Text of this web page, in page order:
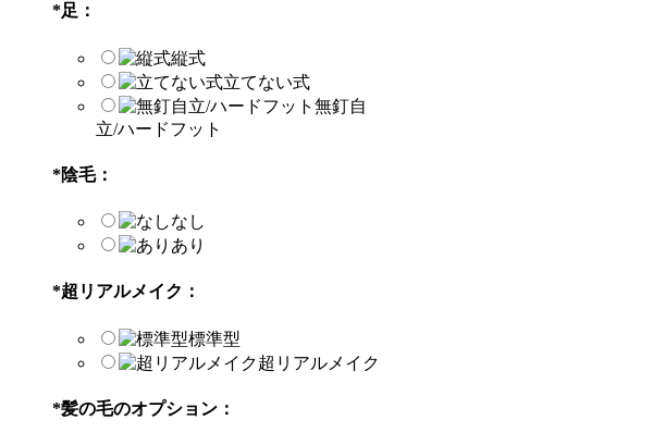
*足：
縦式
立てない式
無釘自
立/ハードフット
*陰毛：
なし
あり
*超リアルメイク：
標準型
超リアルメイク
*髪の毛のオプション：